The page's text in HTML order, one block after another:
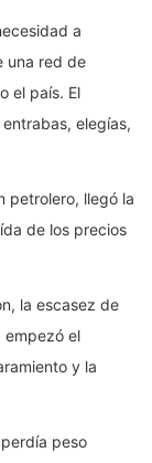
a
una red de
el país. El
elegías,
petrolero, llegó la
de los precios
la escasez de
empezó el
y la
peso